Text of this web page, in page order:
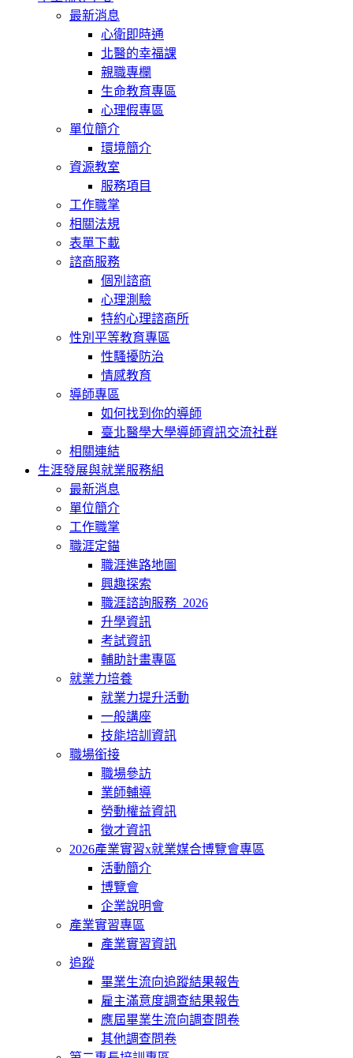
最新消息
心衛即時通
北醫的幸福課
親職專欄
生命教育專區
心理假專區
單位簡介
環境簡介
資源教室
服務項目
工作職掌
相關法規
表單下載
諮商服務
個別諮商
心理測驗
特約心理諮商所
性別平等教育專區
性騷擾防治
情感教育
導師專區
如何找到你的導師
臺北醫學大學導師資訊交流社群
相關連結
生涯發展與就業服務組
最新消息
單位簡介
工作職掌
職涯定錨
職涯進路地圖
興趣探索
職涯諮詢服務_2026
升學資訊
考試資訊
輔助計畫專區
就業力培養
就業力提升活動
一般講座
技能培訓資訊
職場銜接
職場參訪
業師輔導
勞動權益資訊
徵才資訊
2026產業實習x就業媒合博覽會專區
活動簡介
博覽會
企業說明會
產業實習專區
產業實習資訊
追蹤
畢業生流向追蹤結果報告
雇主滿意度調查結果報告
應屆畢業生流向調查問卷
其他調查問卷